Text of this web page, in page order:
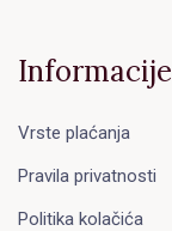
Informacije
Vrste plaćanja
Pravila privatnosti
Politika kolačića